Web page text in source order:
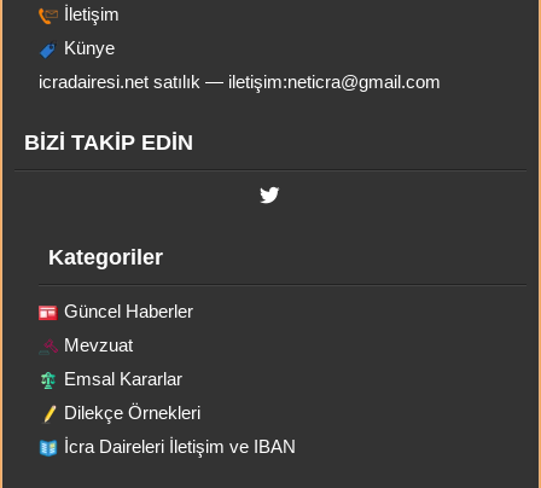
İletişim
Künye
icradairesi.net satılık — iletişim:neticra@gmail.com
BİZİ TAKİP EDİN
Kategoriler
Güncel Haberler
Mevzuat
Emsal Kararlar
Dilekçe Örnekleri
İcra Daireleri İletişim ve IBAN